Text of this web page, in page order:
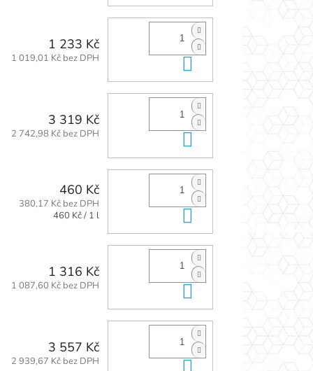
1 233 Kč
1 019,01 Kč bez DPH Do košíku
3 319 Kč
2 742,98 Kč bez DPH
460 Kč
380,17 Kč bez DPH
Měrná
460 Kč / 1 l
1 316 Kč
1 087,60 Kč bez DPH
3 557 Kč
2 939,67 Kč bez DPH